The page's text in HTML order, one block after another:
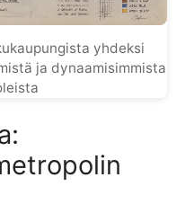
yhdeksi
ja dynaamisimmista